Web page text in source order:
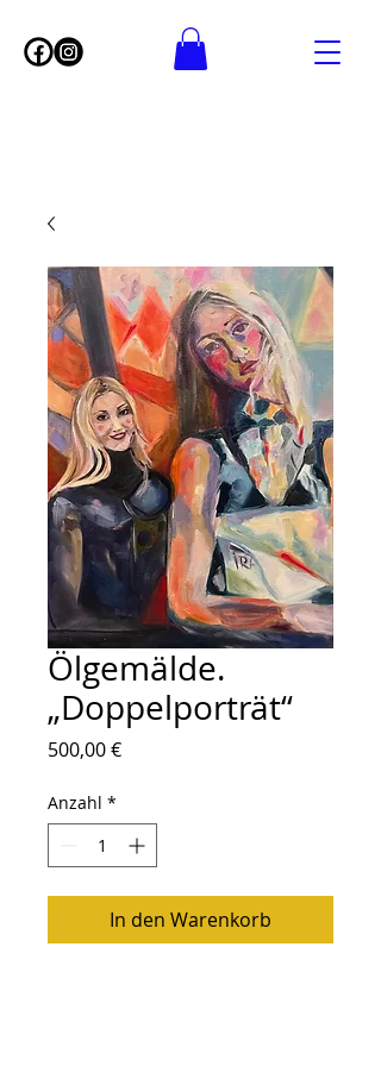
Ölgemälde.
„Doppelporträt“
500,00 €Preis
Anzahl *
In den Warenkorb